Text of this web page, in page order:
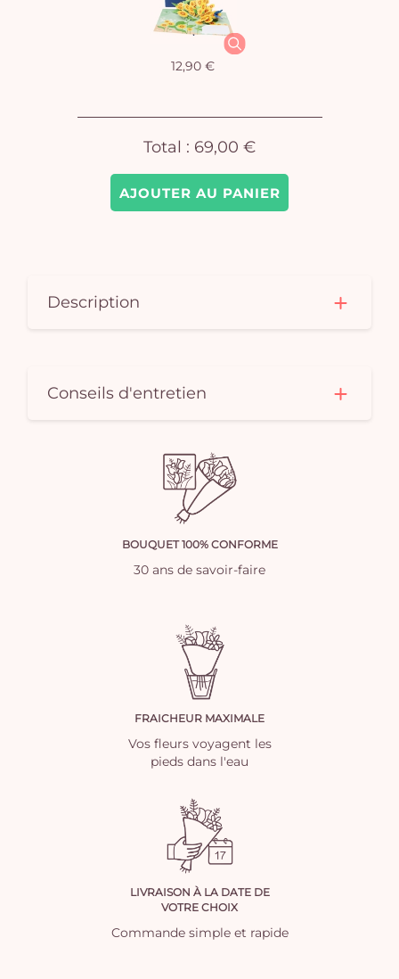
AJOUTER AU PANIER
12,90 €
Total : 69,00 €
Description
Conseils d'entretien
BOUQUET 100% CONFORME
30 ans de savoir-faire
FRAICHEUR MAXIMALE
Vos fleurs voyagent les
pieds dans l'eau
LIVRAISON À LA DATE DE
VOTRE CHOIX
Commande simple et rapide